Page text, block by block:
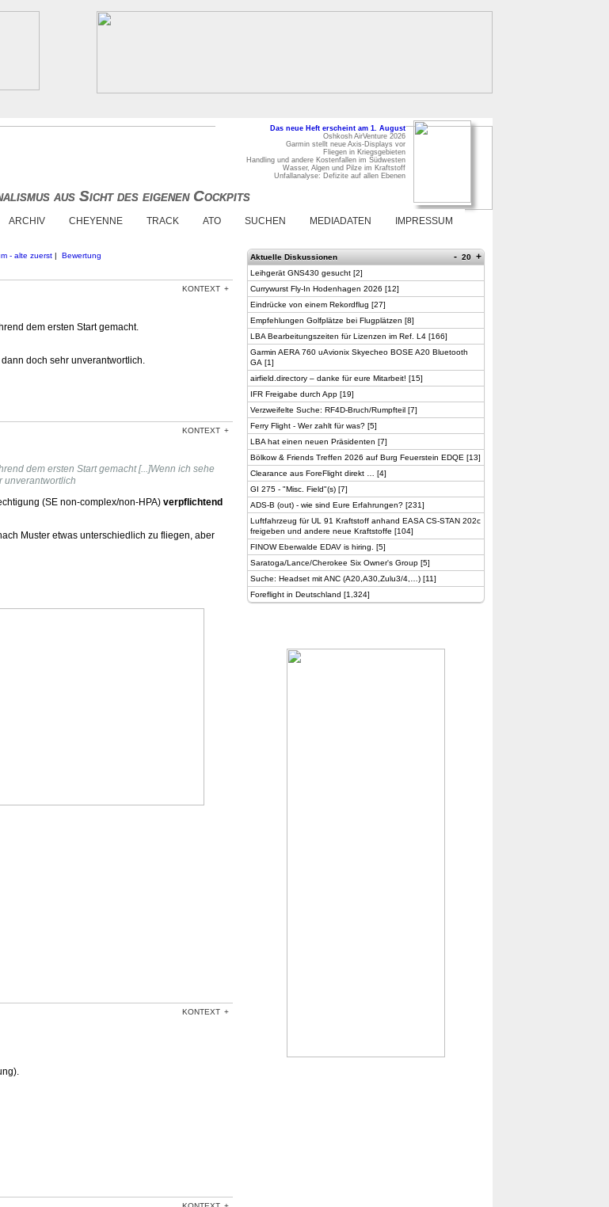
Das neue Heft erscheint am 1. August
Oshkosh AirVenture 2026
Garmin stellt neue Axis-Displays vor
Fliegen in Kriegsgebieten
Handling und andere Kostenfallen im Südwesten
Wasser, Algen und Pilze im Kraftstoff
Unfallanalyse: Defizite auf allen Ebenen
aus Sicht des eigenen Cockpits
aus Sicht des eigenen Cockpits
ARCHIV CHEYENNE TRACK ATO SUCHEN MEDIADATEN IMPRESSUM
- alte zuerst | Bewertung
KONTEXT
dem ersten Start gemacht.
doch sehr unverantwortlich.
KONTEXT
dem ersten Start gemacht [...]Wenn ich sehe
unverantwortlich
(SE non-complex/non-HPA) verpflichtend
Muster etwas unterschiedlich zu fliegen, aber
KONTEXT
Aktuelle Diskussionen - 20 +
Leihgerät GNS430 gesucht [2]
Currywurst Fly-In Hodenhagen 2026 [12]
Eindrücke von einem Rekordflug [27]
Empfehlungen Golfplätze bei Flugplätzen [8]
LBA Bearbeitungszeiten für Lizenzen im Ref. L4 [166]
Garmin AERA 760 uAvionix Skyecheo BOSE A20 Bluetooth
GA [1]
airfield.directory – danke für eure Mitarbeit! [15]
IFR Freigabe durch App [19]
Verzweifelte Suche: RF4D-Bruch/Rumpfteil [7]
Ferry Flight - Wer zahlt für was? [5]
LBA hat einen neuen Präsidenten [7]
Bölkow & Friends Treffen 2026 auf Burg Feuerstein EDQE [13]
Clearance aus ForeFlight direkt …
[4]
GI 275 - "Misc. Field"(s) [7]
ADS-B (out) - wie sind Eure Erfahrungen? [231]
Luftfahrzeug für UL 91 Kraftstoff anhand EASA CS-STAN 202c
freigeben und andere neue Kraftstoffe [104]
FINOW Eberwalde EDAV is hiring.
[5]
Saratoga/Lance/Cherokee Six Owner's Group [5]
Suche: Headset mit ANC (A20,A30,Zulu3/4,…) [11]
Foreflight in Deutschland [1,324]